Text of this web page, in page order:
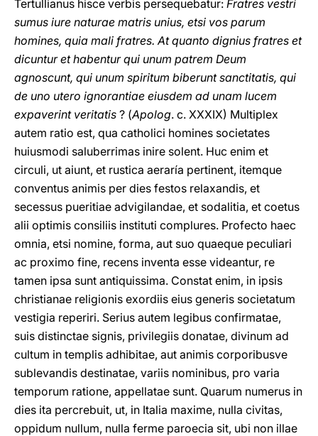
Tertullianus hisce verbis persequebatur: Fratres vestri
sumus iure naturae matris unius, etsi vos parum
homines, quia mali fratres. At quanto dignius fratres et
dicuntur et habentur qui unum patrem Deum
agnoscunt, qui unum spiritum biberunt sanctitatis, qui
de uno utero ignorantiae eiusdem ad unam lucem
expaverint veritatis ? (Apolog. c. XXXIX) Multiplex
autem ratio est, qua catholici homines societates
huiusmodi saluberrimas inire solent. Huc enim et
circuli, ut aiunt, et rustica aeraría pertinent, itemque
conventus animis per dies festos relaxandis, et
secessus pueritiae advigilandae, et sodalitia, et coetus
alii optimis consiliis instituti complures. Profecto haec
omnia, etsi nomine, forma, aut suo quaeque peculiari
ac proximo fine, recens inventa esse videantur, re
tamen ipsa sunt antiquissima. Constat enim, in ipsis
christianae religionis exordiis eius generis societatum
vestigia reperiri. Serius autem legibus confirmatae,
suis distinctae signis, privilegiis donatae, divinum ad
cultum in templis adhibitae, aut animis corporibusve
sublevandis destinatae, variis nominibus, pro varia
temporum ratione, appellatae sunt. Quarum numerus in
dies ita percrebuit, ut, in Italia maxime, nulla civitas,
oppidum nullum, nulla ferme paroecia sit, ubi non illae